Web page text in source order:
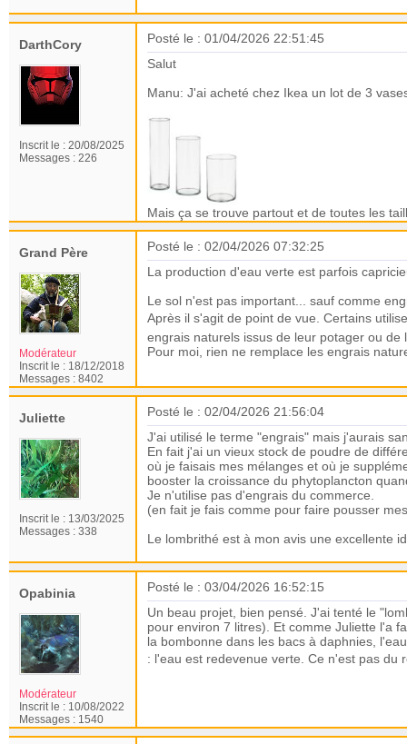
DarthCory
Inscrit le : 20/08/2025
Messages : 226
Posté le : 01/04/2026 22:51:45
Salut
Manu: J'ai acheté chez Ikea un lot de 3
Mais ça se trouve partout et de toutes les
Grand Père
Modérateur
Inscrit le : 18/12/2018
Messages : 8402
Posté le : 02/04/2026 07:32:25
La production d'eau verte est parfois
Le sol n'est pas important... sauf comme
Après il s'agit de point de vue. Certains
engrais naturels issus de leur potager ou
Pour moi, rien ne remplace les engrais
Juliette
Inscrit le : 13/03/2025
Messages : 338
Posté le : 02/04/2026 21:56:04
J'ai utilisé le terme "engrais" mais j'aurais
En fait j'ai un vieux stock de poudre de
où je faisais mes mélanges et où je
booster la croissance du phytoplancton
Je n'utilise pas d'engrais du commerce.
(en fait je fais comme pour faire pousser
Le lombrithé est à mon avis une excellente
Opabinia
Modérateur
Inscrit le : 10/08/2022
Messages : 1540
Posté le : 03/04/2026 16:52:15
Un beau projet, bien pensé. J'ai tenté le
pour environ 7 litres). Et comme Juliette l'a
la bombonne dans les bacs à daphnies,
: l'eau est redevenue verte. Ce n'est pas